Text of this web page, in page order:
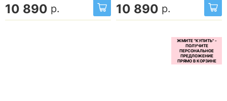
10 890 р. 10 890 р.